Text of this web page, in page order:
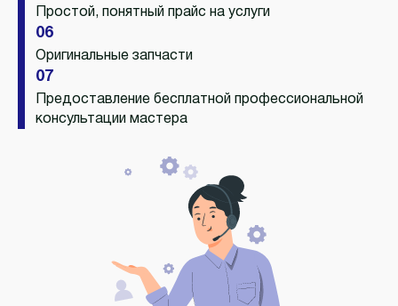
Простой, понятный прайс на услуги
06
Оригинальные запчасти
07
Предоставление бесплатной профессиональной
консультации мастера